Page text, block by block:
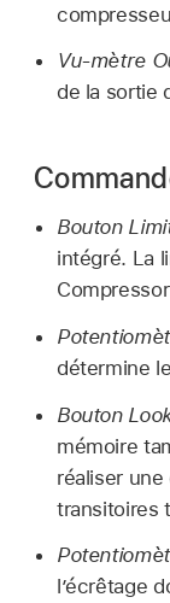
Vu-mètre
de la sortie
Bouton
intégré. La
détermine
Bouton
mémoire
réaliser
transitoires
l’écrêtage